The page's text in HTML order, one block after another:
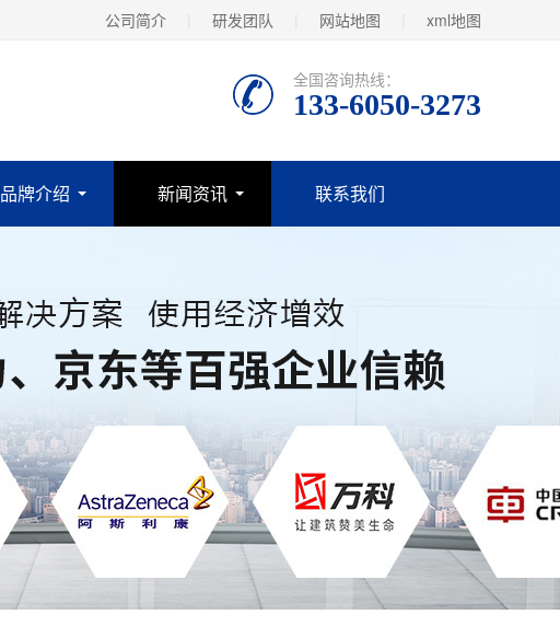
公司简介 研发团队 网站地图 xml地图
全国咨询热线：
133-6050-3273
品牌介绍 新闻资讯 联系我们